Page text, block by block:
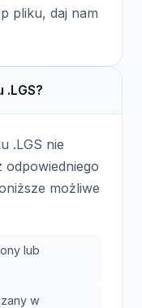
pliku, daj nam
.LGS nie
odpowiedniego
możliwe
lub
w